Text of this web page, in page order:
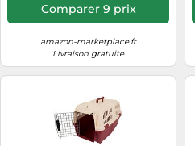
Comparer 9 prix
amazon-marketplace.fr
Livraison gratuite